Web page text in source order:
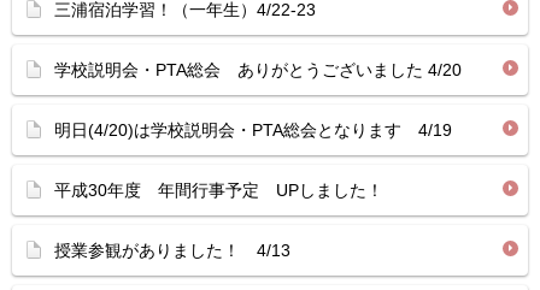
三浦宿泊学習！（一年生）4/22-23
学校説明会・PTA総会 ありがとうございました 4/20
明日(4/20)は学校説明会・PTA総会となります 4/19
平成30年度 年間行事予定 UPしました！
授業参観がありました！ 4/13